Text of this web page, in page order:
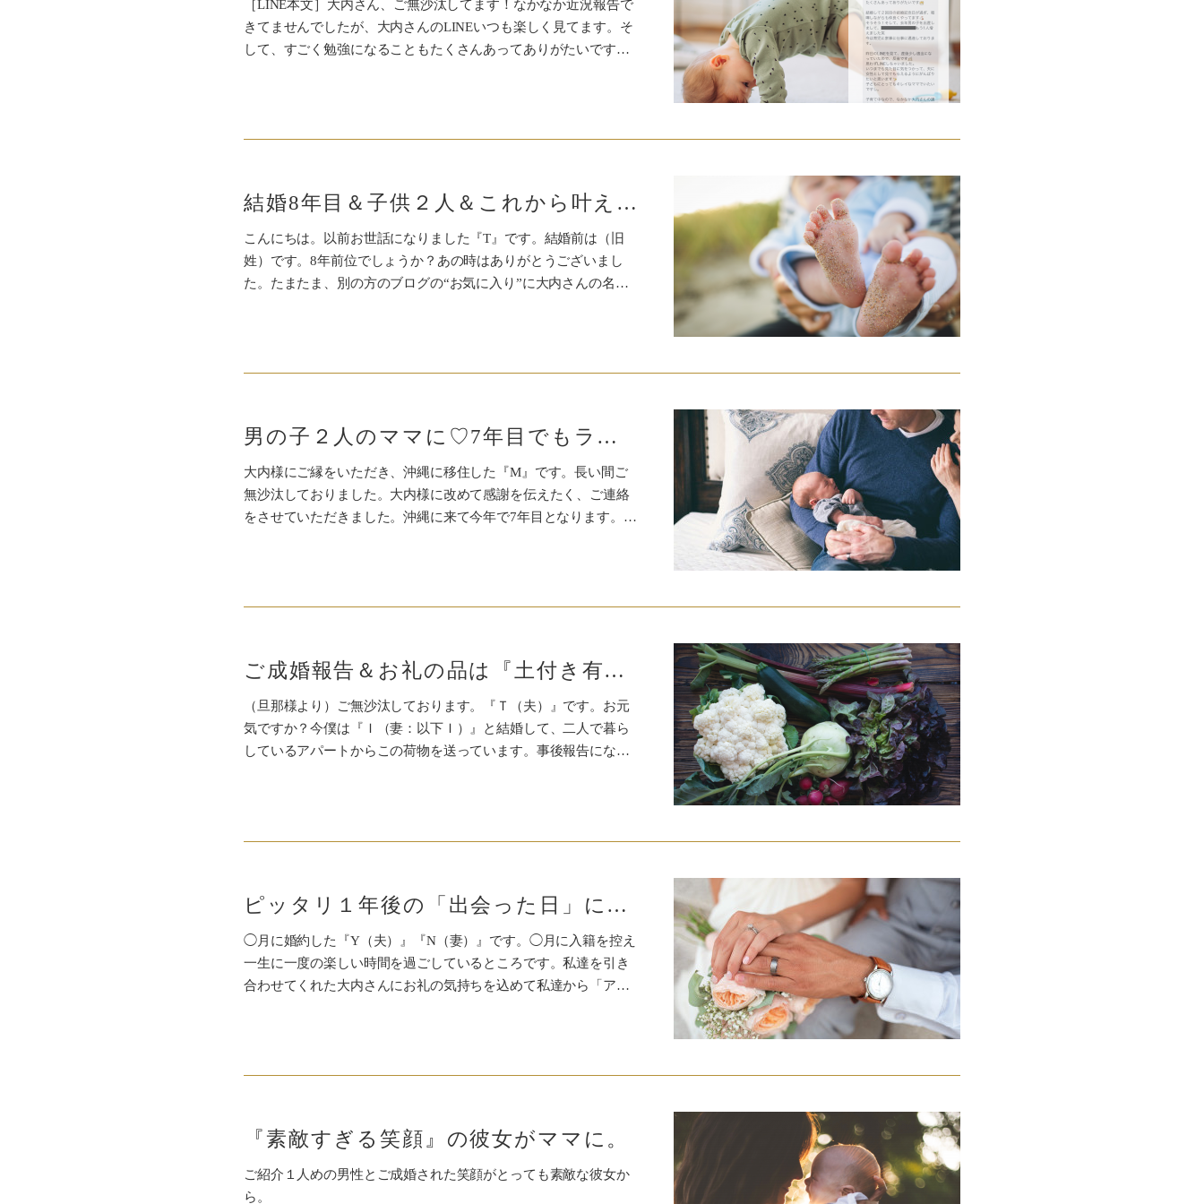
［LINE本文］大内さん、ご無沙汰してます！なかなか近況報告で
きてませんでしたが、大内さんのLINEいつも楽しく見てます。そ
して、すごく勉強になることもたくさんあってありがたいです…
結婚8年目＆子供２人＆これから叶えたい夢もある幸せな毎日♡あの時一瞬で人生が大きく変わった！
こんにちは。以前お世話になりました『T』です。結婚前は（旧
姓）です。8年前位でしょうか？あの時はありがとうございまし
た。たまたま、別の方のブログの“お気に入り”に大内さんの名…
男の子２人のママに♡7年目でもラブラブ♡私の幸せ習慣と秘訣 in 沖縄♡
大内様にご縁をいただき、沖縄に移住した『M』です。長い間ご
無沙汰しておりました。大内様に改めて感謝を伝えたく、ご連絡
をさせていただきました。沖縄に来て今年で7年目となります。…
ご成婚報告＆お礼の品は『土付き有機野菜と濃厚ジュース』
（旦那様より）ご無沙汰しております。『Ｔ（夫）』です。お元
気ですか？今僕は『Ｉ（妻：以下Ｉ）』と結婚して、二人で暮ら
しているアパートからこの荷物を送っています。事後報告にな…
ピッタリ１年後の「出会った日」にご入籍。
◯月に婚約した『Y（夫）』『N（妻）』です。◯月に入籍を控え
一生に一度の楽しい時間を過ごしているところです。私達を引き
合わせてくれた大内さんにお礼の気持ちを込めて私達から「ア…
『素敵すぎる笑顔』の彼女がママに。
ご紹介１人めの男性とご成婚された笑顔がとっても素敵な彼女か
ら。